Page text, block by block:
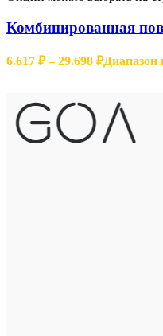
Комбинированная
6.617 ₽ – 29.698 ₽Диапазон